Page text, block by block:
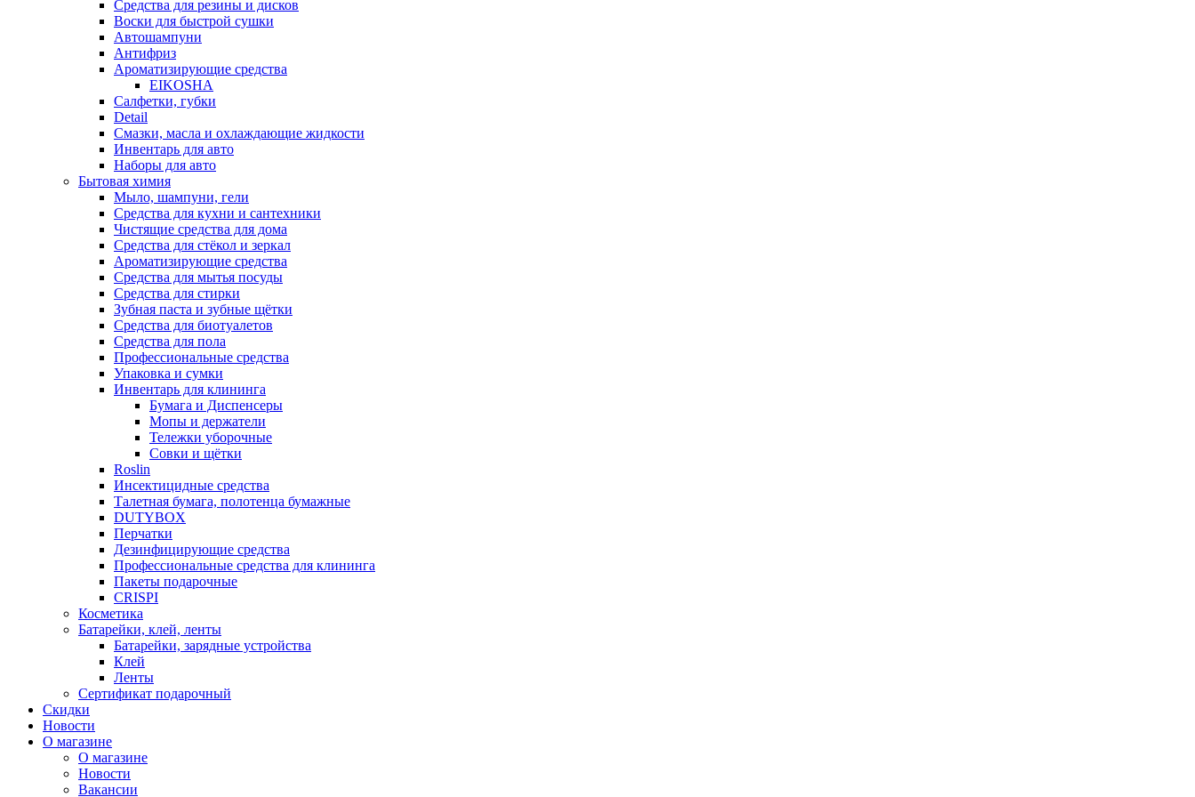
Средства для резины и дисков
Воски для быстрой сушки
Автошампуни
Антифриз
Ароматизирующие средства
EIKOSHA
Салфетки, губки
Detail
Смазки, масла и охлаждающие жидкости
Инвентарь для авто
Наборы для авто
Бытовая химия
Мыло, шампуни, гели
Средства для кухни и сантехники
Чистящие средства для дома
Средства для стёкол и зеркал
Ароматизирующие средства
Средства для мытья посуды
Средства для стирки
Зубная паста и зубные щётки
Средства для биотуалетов
Средства для пола
Профессиональные средства
Упаковка и сумки
Инвентарь для клининга
Бумага и Диспенсеры
Мопы и держатели
Тележки уборочные
Совки и щётки
Roslin
Инсектицидные средства
Талетная бумага, полотенца бумажные
DUTYBOX
Перчатки
Дезинфицирующие средства
Профессиональные средства для клининга
Пакеты подарочные
CRISPI
Косметика
Батарейки, клей, ленты
Батарейки, зарядные устройства
Клей
Ленты
Сертификат подарочный
Скидки
Новости
О магазине
О магазине
Новости
Вакансии